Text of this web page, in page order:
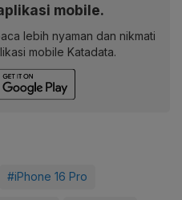
mobile.
lebih nyaman dan nikmati
mobile Katadata.
#iPhone 16 Pro